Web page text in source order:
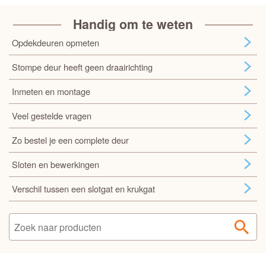
Handig om te weten
Opdekdeuren opmeten
Stompe deur heeft geen draairichting
Inmeten en montage
Veel gestelde vragen
Zo bestel je een complete deur
Sloten en bewerkingen
Verschil tussen een slotgat en krukgat